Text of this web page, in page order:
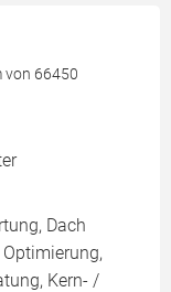
von 66450
Dach
Kern- /